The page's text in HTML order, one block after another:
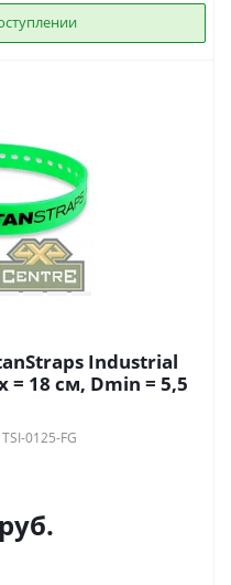
Industrial
= 18 см, Dmin = 5,5
0125-FG
руб.